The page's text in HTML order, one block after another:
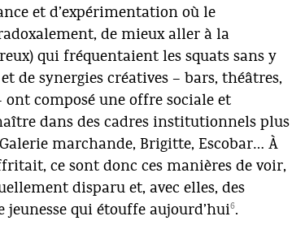
et d’expérimentation où le
de mieux aller à la
qui fréquentaient les squats sans y
de synergies créatives – bars, théâtres,
ont composé une offre sociale et
dans des cadres institutionnels plus
marchande, Brigitte, Escobar… À
ce sont donc ces manières de voir,
disparu et, avec elles, des
qui étouffe aujourd’hui6.